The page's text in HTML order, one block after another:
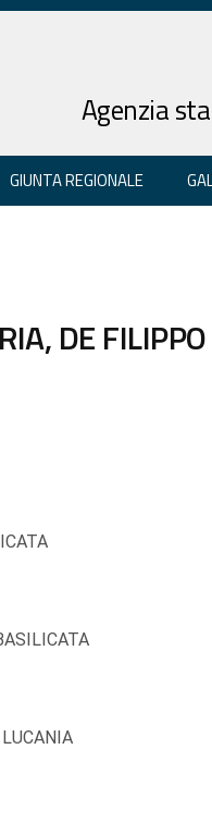
Agenzia
GIUNTA REGIONALE
DE